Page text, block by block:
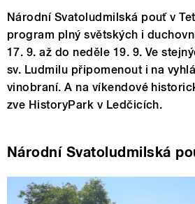
Národní Svatoludmilská pouť v
program plný světských i
17. 9. až do neděle 19. 9. Ve
sv. Ludmilu připomenout i na
vinobraní. A na víkendové
zve HistoryPark v Ledčicích.
Národní Svatoludmilská